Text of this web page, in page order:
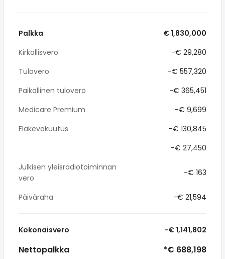
Palkka
€ 1,830,000
Kirkollisvero
-€ 29,280
Tulovero
-€ 557,320
Paikallinen tulovero
-€ 365,451
Medicare Premium
-€ 9,699
Eläkevakuutus
-€ 130,845
-€ 27,450
Julkisen yleisradiotoiminnan
vero
-€ 163
Päiväraha -€ 21,594
Kokonaisvero -€ 1,141,802
Nettopalkka *€ 688,198